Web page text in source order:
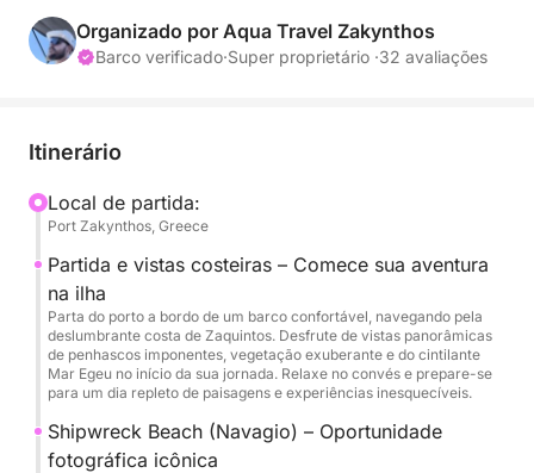
Organizado por Aqua Travel Zakynthos
Barco verificado·Super proprietário ·32 avaliações
Itinerário
Local de partida:
Port Zakynthos, Greece
Partida e vistas costeiras – Comece sua aventura
na ilha
Parta do porto a bordo de um barco confortável, navegando pela
deslumbrante costa de Zaquintos. Desfrute de vistas panorâmicas
de penhascos imponentes, vegetação exuberante e do cintilante
Mar Egeu no início da sua jornada. Relaxe no convés e prepare-se
para um dia repleto de paisagens e experiências inesquecíveis.
Shipwreck Beach (Navagio) – Oportunidade
fotográfica icônica